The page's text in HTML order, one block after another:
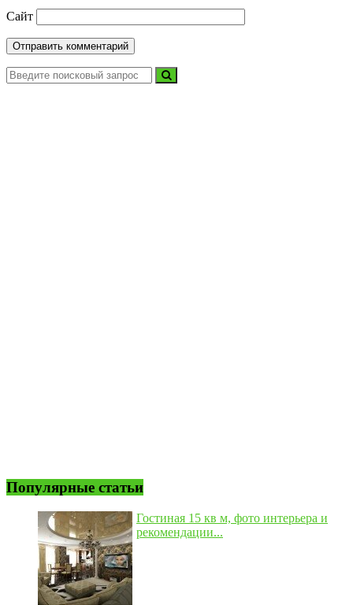
Сайт
Популярные статьи
Гостиная 15 кв м, фото интерьера и
рекомендации...